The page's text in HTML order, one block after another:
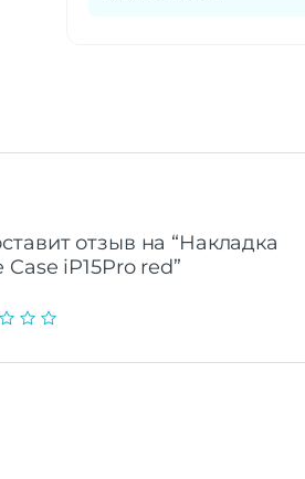
отзыв на “Накладка
iP15Pro red”